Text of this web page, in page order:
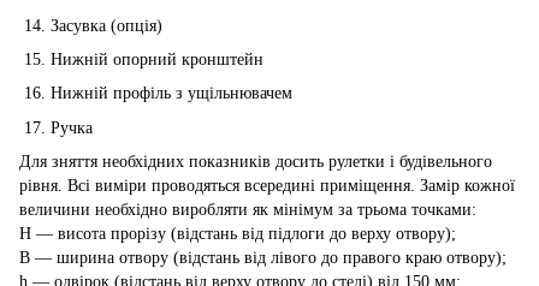
Засувка (опція)
Нижній опорний кронштейн
Нижній профіль з ущільнювачем
Ручка
Для зняття необхідних показників досить рулетки і будівельного
рівня. Всі виміри проводяться всередині приміщення. Замір кожної
величини необхідно виробляти як мінімум за трьома точками:
H — висота прорізу (відстань від підлоги до верху отвору);
B — ширина отвору (відстань від лівого до правого краю отвору);
h — одвірок (відстань від верху отвору до стелі) від 150 мм;